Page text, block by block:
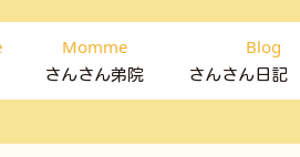
Momme
さんさん弟院
Blog
さんさん日記